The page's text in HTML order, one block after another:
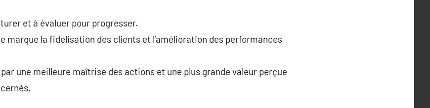
et à évaluer pour progresser.
marque la fidélisation des clients et l’amélioration des performances
une meilleure maîtrise des actions et une plus grande valeur perçue